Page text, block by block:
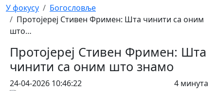
Breadcrumb
У фокусу
Богословље
Протојереј Стивен Фримен: Шта чинити са оним
што…
Протојереј Стивен Фримен: Шта
чинити са оним што знамо
24-04-2026 10:46:22 4 минута